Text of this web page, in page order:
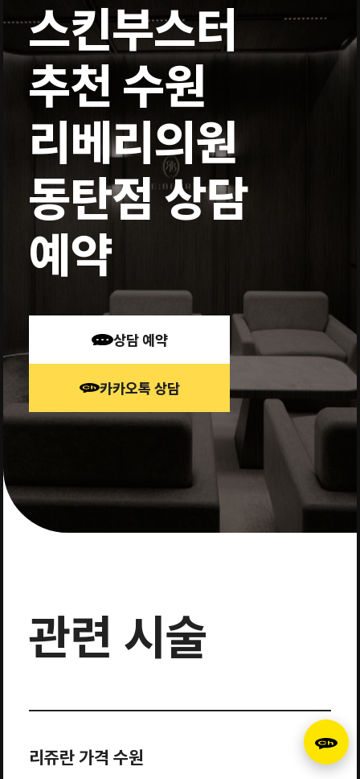
스킨부스터
추천 수원
리베리의원
동탄점 상담
예약
상담 예약
카카오톡 상담
관련 시술
리쥬란 가격 수원